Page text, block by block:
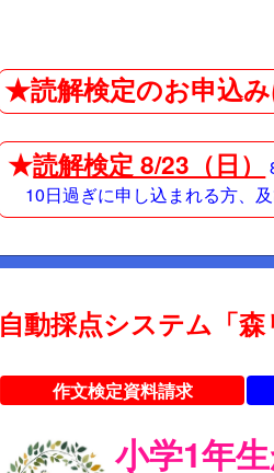
★読解検定のお申込
★読解検定 8/23（日）
10日過ぎに申し込まれる方、
自動採点システム「
作文検定資料請求
小学1年